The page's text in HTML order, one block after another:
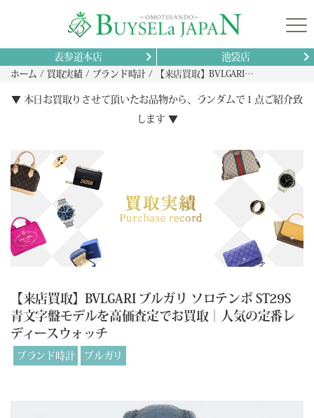
表参道本店 池袋店
ホーム 買取実績 ブランド時計 【来店買取】BVLGARI ブルガリ ソロテンポ ST29S 青文字盤モデルを高価査定でお買取｜人気の定番レディースウォッチ
▼ 本日お買取りさせて頂いたお品物から、ランダムで１点ご紹介致
します ▼
【来店買取】BVLGARI ブルガリ ソロテンポ ST29S
青文字盤モデルを高価査定でお買取｜人気の定番レ
ディースウォッチ
ブランド時計 ブルガリ